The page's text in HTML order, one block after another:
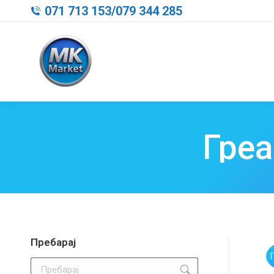
071 713 153/079 344 285
Пребарај